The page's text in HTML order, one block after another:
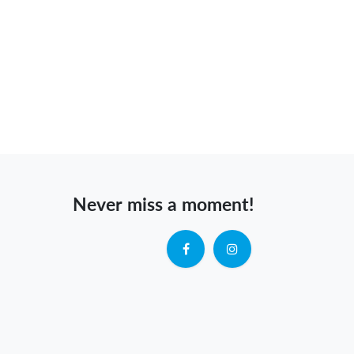
Never miss a moment!